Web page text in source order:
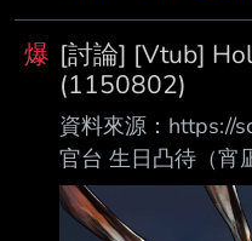
爆 [討論] [Vtub]
(1150802)
資料來源：https://
官台 生日凸待（宵
https://
v=ydMK3hE3Q4o